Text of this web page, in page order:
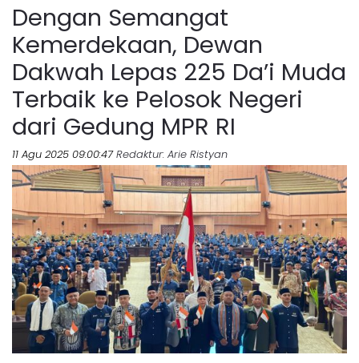
Dengan Semangat
Kemerdekaan, Dewan
Dakwah Lepas 225 Da’i Muda
Terbaik ke Pelosok Negeri
dari Gedung MPR RI
11 Agu 2025 09:00:47 Redaktur: Arie Ristyan